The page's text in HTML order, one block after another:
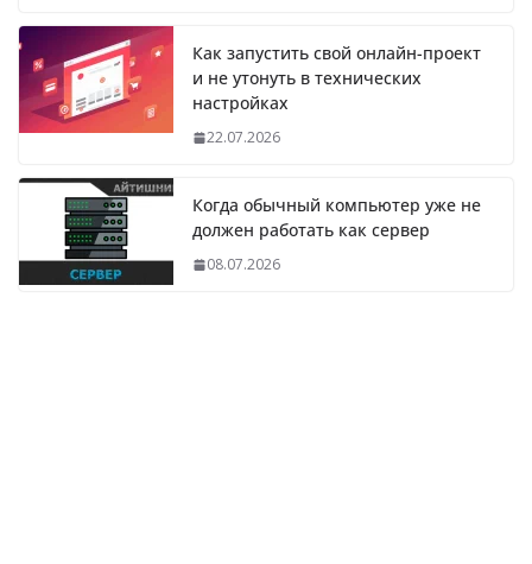
Как запустить свой онлайн-проект
и не утонуть в технических
настройках
22.07.2026
Когда обычный компьютер уже не
должен работать как сервер
08.07.2026